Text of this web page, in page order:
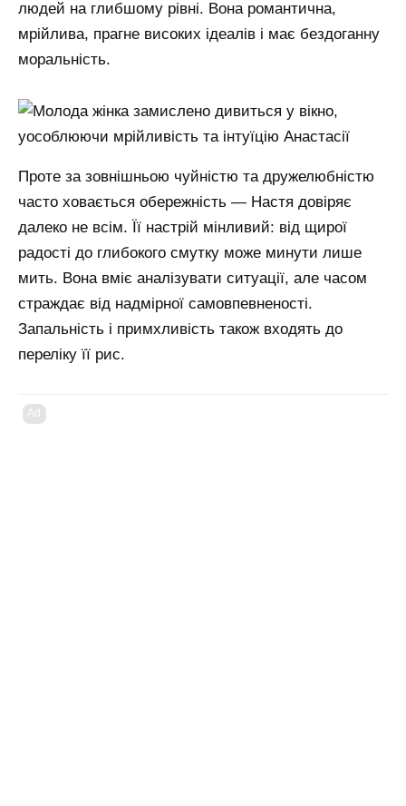
людей на глибшому рівні. Вона романтична,
мрійлива, прагне високих ідеалів і має бездоганну
моральність.
Проте за зовнішньою чуйністю та дружелюбністю
часто ховається обережність — Настя довіряє
далеко не всім. Її настрій мінливий: від щирої
радості до глибокого смутку може минути лише
мить. Вона вміє аналізувати ситуації, але часом
страждає від надмірної самовпевненості.
Запальність і примхливість також входять до
переліку її рис.
Ad